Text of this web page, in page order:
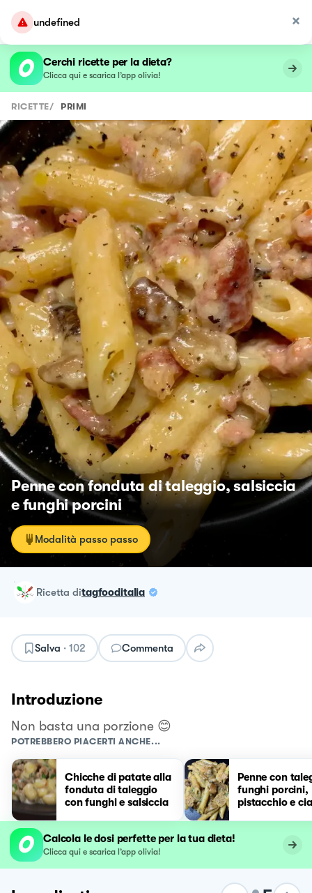
undefined
Cerchi ricette per la dieta?
Clicca qui e scarica l’app olivia!
RICETTE/ PRIMI
Penne con fonduta di taleggio, salsiccia
e funghi porcini
Modalità passo passo
ricetta ditagfooditalia
Salva · 102 Commenta
Introduzione
Non basta una porzione 😊
POTREBBERO PIACERTI ANCHE...
Chicche di patate alla
fonduta di taleggio
con funghi e salsiccia
Penne con
funghi porcini,
pistacchio e
Calcola le dosi perfette per la tua dieta!
Clicca qui e scarica l’app olivia!